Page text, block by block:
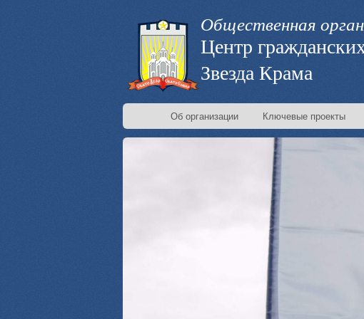
Общественная
Центр
Звезда Крама
Об организации Ключевые проекты